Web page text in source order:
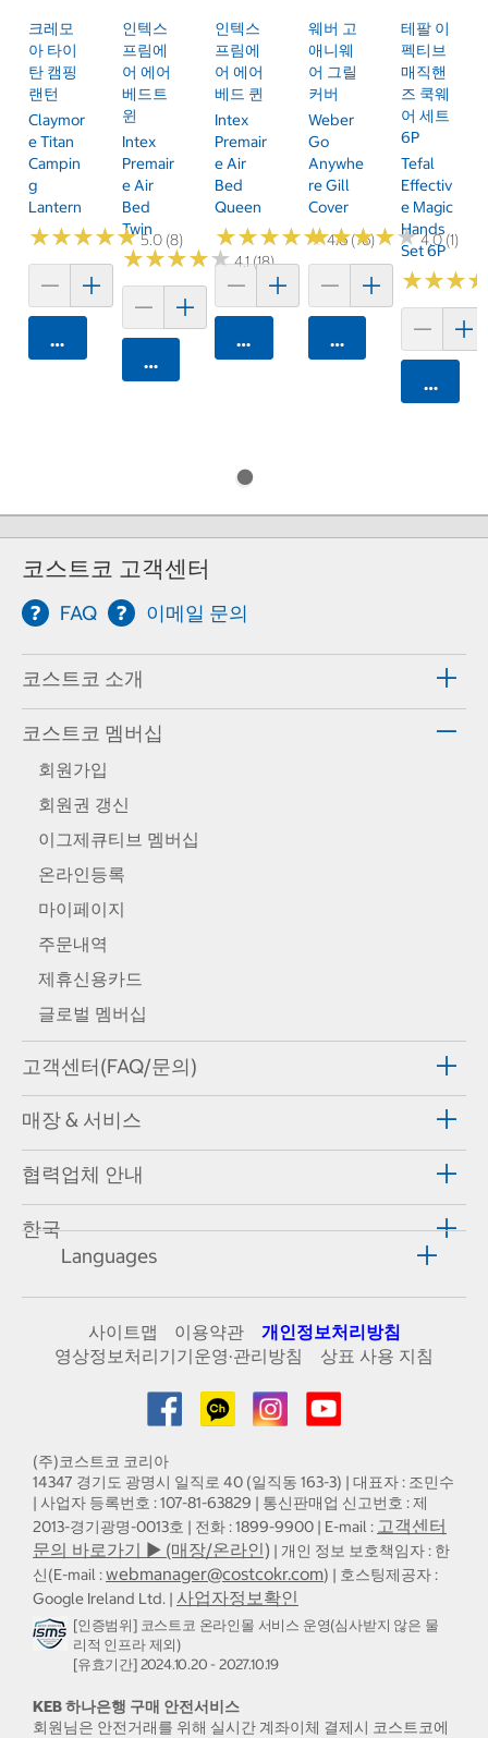
크레모
아 타이
탄 캠핑
랜턴
Claymor
E Titan
Campin
G
Lantern
★★★★★
★★★★★5.0 (8)
카트에 담기
인텍스
프림에
어 에어
베드트
윈
Intex
Premair
E Air
Bed
Twin
★★★★★
★★★★★4.1 (18)
카트에 담기
인텍스
프림에
어 에어
베드 퀸
Intex
Premair
E Air
Bed
Queen
★★★★★
★★★★★4.6 (76)
카트에 담기
웨버 고
애니웨
어 그릴
커버
Weber
Go
Anywhe
Re Gill
Cover
★★★★★
★★★★★4.0 (1)
카트에 담기
테팔 이
펙티브
매직핸
즈 쿡웨
어 세트
6P
Tefal
Effectiv
E Magic
Hands
Set 6P
★★★
★★★
카트에
코스트코 고객센터
FAQ 이메일 문의
코스트코 소개
코스트코 멤버십
회원가입
회원권 갱신
이그제큐티브 멤버십
온라인등록
마이페이지
주문내역
제휴신용카드
글로벌 멤버십
고객센터(FAQ/문의)
매장 & 서비스
협력업체 안내
한국
Languages
사이트맵 이용약관
개인정보처리방침
영상정보처리기기운영·관리방침
상표 사용 지침
(주)코스트코 코리아
14347 경기도 광명시 일직로 40 (일직동 163-3) | 대표자 : 조민수
| 사업자 등록번호 : 107-81-63829 | 통신판매업 신고번호 : 제
2013-경기광명-0013호 | 전화 : 1899-9900 | E-mail : 고객센터
문의 바로가기 ▶ (매장/온라인) | 개인 정보 보호책임자 : 한
신(E-mail :webmanager@costcokr.com) | 호스팅제공자 :
Google Ireland Ltd. | 사업자정보확인
[인증범위] 코스트코 온라인몰 서비스 운영(심사받지 않은 물
리적 인프라 제외)
[유효기간] 2024.10.20 - 2027.10.19
KEB 하나은행 구매 안전서비스
회원님은 안전거래를 위해 실시간 계좌이체 결제시 코스트코에